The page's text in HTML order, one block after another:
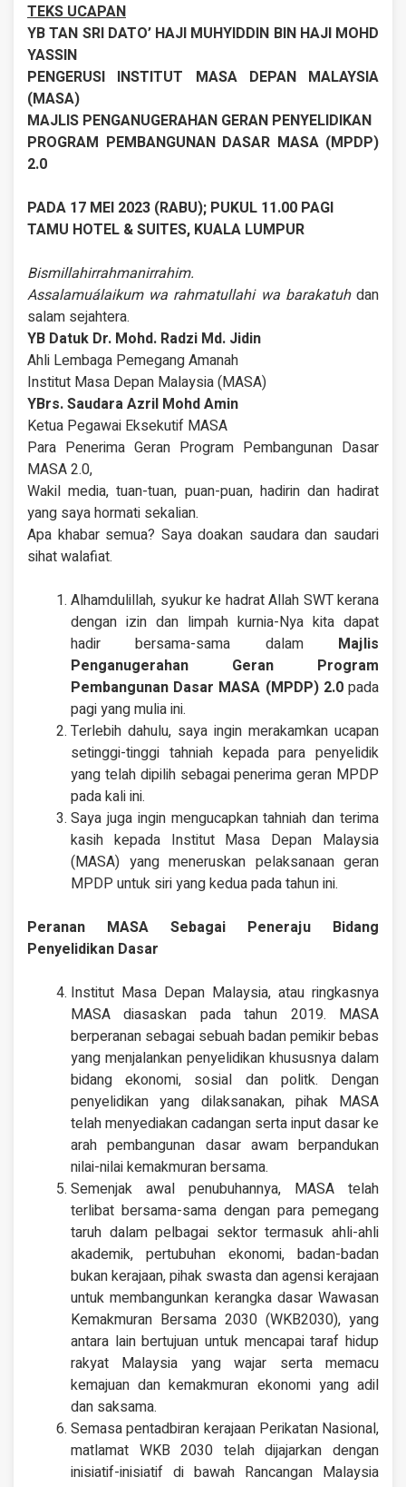
TEKS UCAPAN
YB TAN SRI DATO’ HAJI MUHYIDDIN BIN HAJI MOHD
YASSIN
PENGERUSI INSTITUT MASA DEPAN MALAYSIA
(MASA)
MAJLIS PENGANUGERAHAN GERAN PENYELIDIKAN
PROGRAM PEMBANGUNAN DASAR MASA (MPDP)
2.0
PADA 17 MEI 2023 (RABU); PUKUL 11.00 PAGI
TAMU HOTEL & SUITES, KUALA LUMPUR
Bismillahirrahmanirrahim.
Assalamuálaikum wa rahmatullahi wa barakatuhdan
salam sejahtera.
YB Datuk Dr. Mohd. Radzi Md. Jidin
Ahli Lembaga Pemegang Amanah
Institut Masa Depan Malaysia (MASA)
YBrs. Saudara Azril Mohd Amin
Ketua Pegawai Eksekutif MASA
Para Penerima Geran Program Pembangunan Dasar
MASA 2.0,
Wakil media, tuan-tuan, puan-puan, hadirin dan hadirat
yang saya hormati sekalian.
Apa khabar semua? Saya doakan saudara dan saudari
sihat walafiat.
Alhamdulillah, syukur ke hadrat Allah SWT kerana
dengan izin dan limpah kurnia-Nya kita dapat
hadir bersama-sama dalam Majlis
Penganugerahan Geran Program
Pembangunan Dasar MASA (MPDP) 2.0pada
pagi yang mulia ini.
Terlebih dahulu, saya ingin merakamkan ucapan
setinggi-tinggi tahniah kepada para penyelidik
yang telah dipilih sebagai penerima geran MPDP
pada kali ini.
Saya juga ingin mengucapkan tahniah dan terima
kasih kepada Institut Masa Depan Malaysia
(MASA) yang meneruskan pelaksanaan geran
MPDP untuk siri yang kedua pada tahun ini.
Peranan MASA Sebagai Peneraju Bidang
Penyelidikan Dasar
Institut Masa Depan Malaysia, atau ringkasnya
MASA diasaskan pada tahun 2019. MASA
berperanan sebagai sebuah badan pemikir bebas
yang menjalankan penyelidikan khususnya dalam
bidang ekonomi, sosial dan politk. Dengan
penyelidikan yang dilaksanakan, pihak MASA
telah menyediakan cadangan serta input dasar ke
arah pembangunan dasar awam berpandukan
nilai-nilai kemakmuran bersama.
Semenjak awal penubuhannya, MASA telah
terlibat bersama-sama dengan para pemegang
taruh dalam pelbagai sektor termasuk ahli-ahli
akademik, pertubuhan ekonomi, badan-badan
bukan kerajaan, pihak swasta dan agensi kerajaan
untuk membangunkan kerangka dasar Wawasan
Kemakmuran Bersama 2030 (WKB2030), yang
antara lain bertujuan untuk mencapai taraf hidup
rakyat Malaysia yang wajar serta memacu
kemajuan dan kemakmuran ekonomi yang adil
dan saksama.
Semasa pentadbiran kerajaan Perikatan Nasional,
matlamat WKB 2030 telah dijajarkan dengan
inisiatif-inisiatif di bawah Rancangan Malaysia